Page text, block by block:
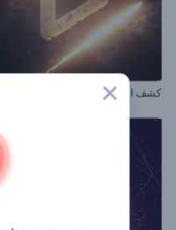
كشف الشعار بالشهب النارية